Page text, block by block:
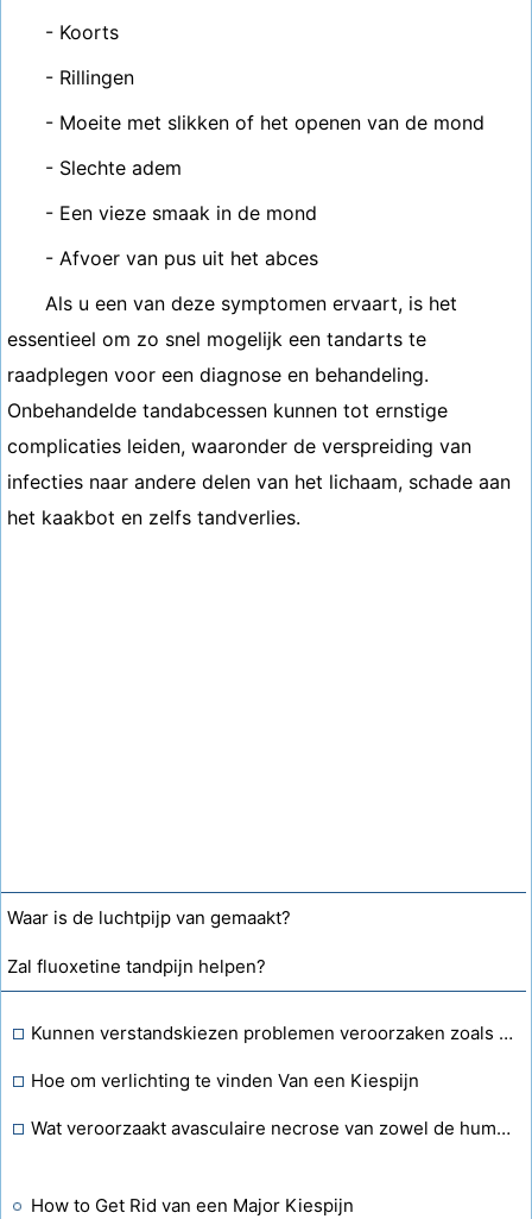
- Koorts
- Rillingen
- Moeite met slikken of het openen van de mond
- Slechte adem
- Een vieze smaak in de mond
- Afvoer van pus uit het abces
Als u een van deze symptomen ervaart, is het
essentieel om zo snel mogelijk een tandarts te
raadplegen voor een diagnose en behandeling.
Onbehandelde tandabcessen kunnen tot ernstige
complicaties leiden, waaronder de verspreiding van
infecties naar andere delen van het lichaam, schade aan
het kaakbot en zelfs tandverlies.
Waar is de luchtpijp van gemaakt?
Zal fluoxetine tandpijn helpen?
Kunnen verstandskiezen problemen veroorzaken zoals aanhoudende druk in het hoofd en een vol gevoel in de oren bij het slikken?
Hoe om verlichting te vinden Van een Kiespijn
Wat veroorzaakt avasculaire necrose van zowel de humerus- als de femurkop?
How to Get Rid van een Major Kiespijn